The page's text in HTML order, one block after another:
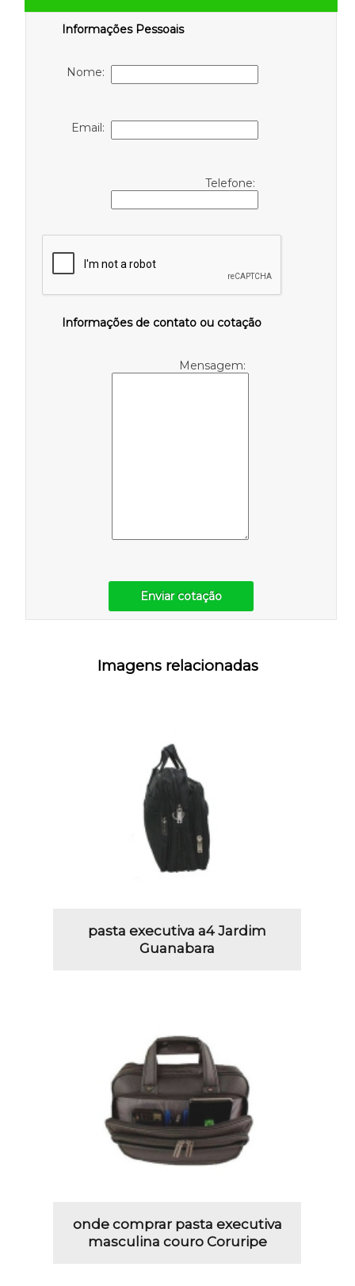
Informações Pessoais
Nome:
Email:
Telefone:
Informações de contato ou cotação
Mensagem:
Enviar cotação
Imagens relacionadas
pasta executiva a4 Jardim
Guanabara
onde comprar pasta executiva
masculina couro Coruripe